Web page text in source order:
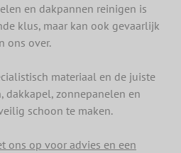
en dakpannen reinigen is
klus, maar kan ook gevaarlijk
ons over.
materiaal en de juiste
dakkapel, zonnepanelen en
schoon te maken.
ons op voor advies en een